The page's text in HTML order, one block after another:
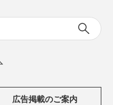
広告掲載のご案内